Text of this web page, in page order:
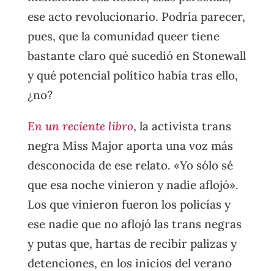
ese acto revolucionario. Podría parecer,
pues, que la comunidad queer tiene
bastante claro qué sucedió en Stonewall
y qué potencial político había tras ello,
¿no?
En un reciente libro, la activista trans
negra Miss Major aporta una voz más
desconocida de ese relato. «Yo sólo sé
que esa noche vinieron y nadie aflojó».
Los que vinieron fueron los policías y
ese nadie que no aflojó las trans negras
y putas que, hartas de recibir palizas y
detenciones, en los inicios del verano